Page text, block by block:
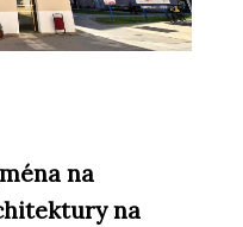
na
na